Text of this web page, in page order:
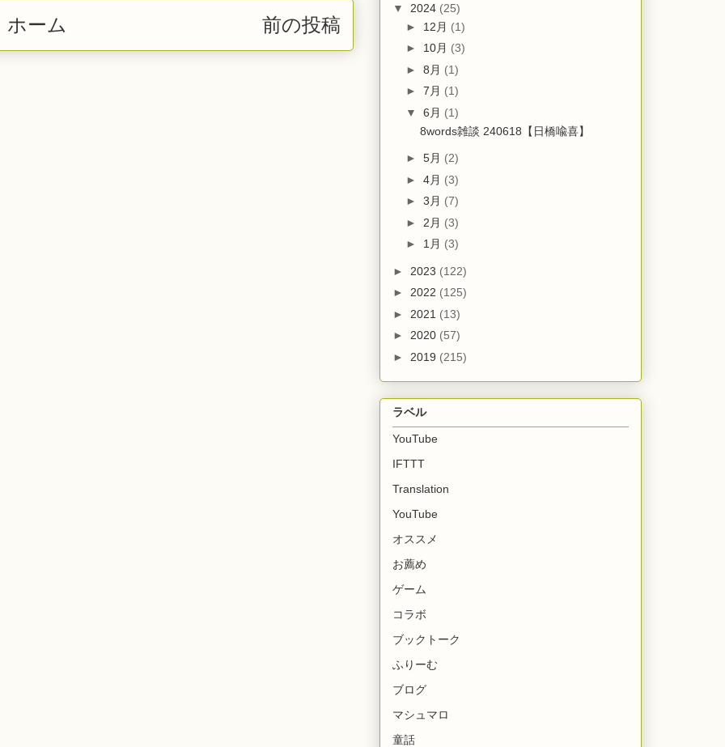
前の投稿
ホーム
▼ 2024 (25)
► 12月 (1)
► 10月 (3)
►8月 (1)
►7月 (1)
▼6月 (1)
8words雑談 240618【日橋喩喜】
►5月 (2)
►4月 (3)
►3月 (7)
► 2月 (3)
► 1月 (3)
► 2023 (122)
► 2022 (125)
► 2021 (13)
► 2020 (57)
► 2019 (215)
ラベル
YouTube
IFTTT
Translation
YouTube
オススメ
お薦め
ゲーム
コラボ
ブックトーク
ふりーむ
ブログ
マシュマロ
童話